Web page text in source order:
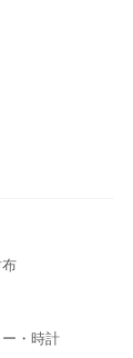
・時計